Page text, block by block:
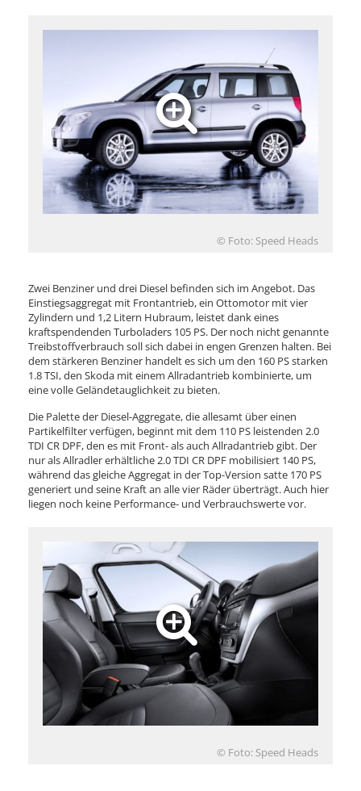
© Foto: Speed Heads
Zwei Benziner und drei Diesel befinden sich im Angebot. Das
Einstiegsaggregat mit Frontantrieb, ein Ottomotor mit vier
Zylindern und 1,2 Litern Hubraum, leistet dank eines
kraftspendenden Turboladers 105 PS. Der noch nicht genannte
Treibstoffverbrauch soll sich dabei in engen Grenzen halten. Bei
dem stärkeren Benziner handelt es sich um den 160 PS starken
1.8 TSI, den Skoda mit einem Allradantrieb kombinierte, um
eine volle Geländetauglichkeit zu bieten.
Die Palette der Diesel-Aggregate, die allesamt über einen
Partikelfilter verfügen, beginnt mit dem 110 PS leistenden 2.0
TDI CR DPF, den es mit Front- als auch Allradantrieb gibt. Der
nur als Allradler erhältliche 2.0 TDI CR DPF mobilisiert 140 PS,
während das gleiche Aggregat in der Top-Version satte 170 PS
generiert und seine Kraft an alle vier Räder überträgt. Auch hier
liegen noch keine Performance- und Verbrauchswerte vor.
© Foto: Speed Heads